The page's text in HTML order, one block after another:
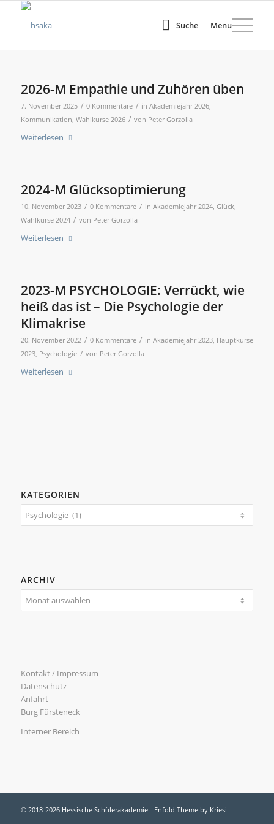
Suche Menü
2026-M Empathie und Zuhören üben
7. November 2025 / 0 Kommentare / in Akademiejahr 2026,
Kommunikation, Wahlkurse 2026 / von Peter Gorzolla
Weiterlesen
2024-M Glücksoptimierung
10. November 2023 / 0 Kommentare / in Akademiejahr 2024, Glück,
Wahlkurse 2024 / von Peter Gorzolla
Weiterlesen
2023-M PSYCHOLOGIE: Verrückt, wie
heiß das ist – Die Psychologie der
Klimakrise
20. November 2022 / 0 Kommentare / in Akademiejahr 2023, Hauptkurse
2023, Psychologie / von Peter Gorzolla
Weiterlesen
KATEGORIEN
Kategorien
ARCHIV
Kontakt / Impressum
Datenschutz
Anfahrt
Burg Fürsteneck
Interner Bereich
© 2018-2026 Hessische Schülerakademie - Enfold Theme by Kriesi